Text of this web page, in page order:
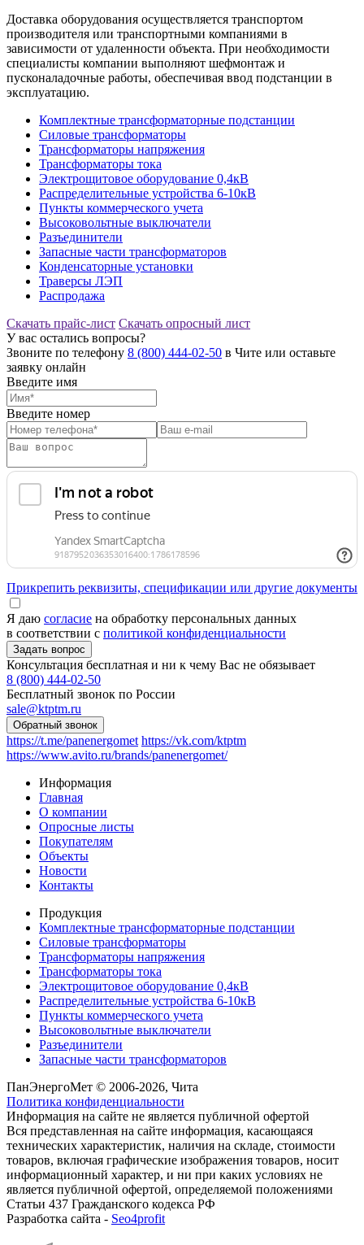
Доставка оборудования осуществляется транспортом
производителя или транспортными компаниями в
зависимости от удаленности объекта. При необходимости
специалисты компании выполняют шефмонтаж и
пусконаладочные работы, обеспечивая ввод подстанции в
эксплуатацию.
Комплектные трансформаторные подстанции
Силовые трансформаторы
Трансформаторы напряжения
Трансформаторы тока
Электрощитовое оборудование 0,4кВ
Распределительные устройства 6-10кВ
Пункты коммерческого учета
Высоковольтные выключатели
Разъединители
Запасные части трансформаторов
Конденсаторные установки
Траверсы ЛЭП
Распродажа
Скачать прайс-лист Скачать опросный лист
У вас остались вопросы?
Звоните по телефону 8 (800) 444-02-50 в Чите или оставьте
заявку онлайн
Введите имя
Введите номер
Прикрепить реквизиты, спецификации или другие документы
Я даю согласие на обработку персональных данных
в соответствии с политикой конфиденциальности
Консультация бесплатная и ни к чему Вас не обязывает
8 (800) 444-02-50
Бесплатный звонок по России
sale@ktptm.ru
https://t.me/panenergomet https://vk.com/ktptm
https://www.avito.ru/brands/panenergomet/
Информация
Главная
О компании
Опросные листы
Покупателям
Объекты
Новости
Контакты
Продукция
Комплектные трансформаторные подстанции
Силовые трансформаторы
Трансформаторы напряжения
Трансформаторы тока
Электрощитовое оборудование 0,4кВ
Распределительные устройства 6-10кВ
Пункты коммерческого учета
Высоковольтные выключатели
Разъединители
Запасные части трансформаторов
ПанЭнергоМет © 2006-2026, Чита
Политика конфиденциальности
Информация на сайте не является публичной офертой
Вся представленная на сайте информация, касающаяся
технических характеристик, наличия на складе, стоимости
товаров, включая графические изображения товаров, носит
информационный характер, и ни при каких условиях не
является публичной офертой, определяемой положениями
Статьи 437 Гражданского кодекса РФ
Разработка сайта - Seo4profit